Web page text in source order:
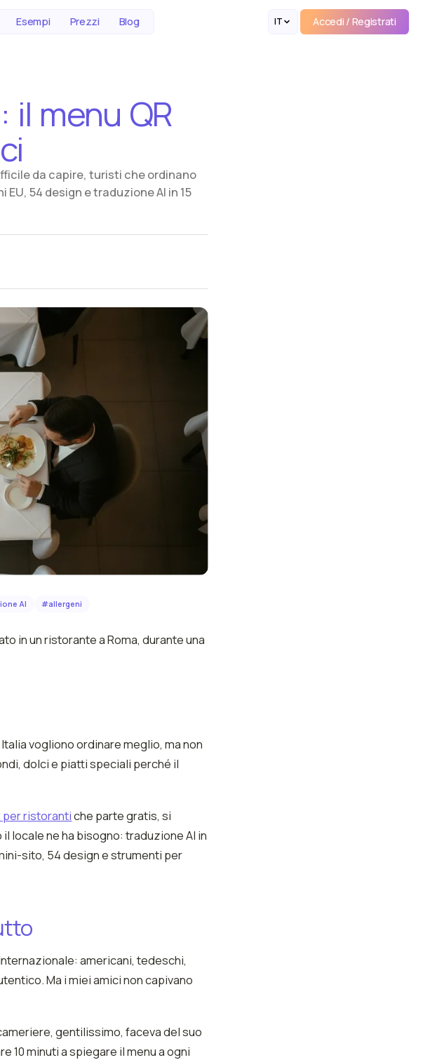
Esempi Prezzi Blog IT
Accedi / Registrati
Accedi / Registrati
il menu QR
da capire, turisti che ordinano
54 design e traduzione AI in 15
AI #allergeni
in un ristorante a Roma, durante una
vogliono ordinare meglio, ma non
dolci e piatti speciali perché il
per ristorantiche parte gratis, si
locale ne ha bisogno: traduzione AI in
sito, 54 design e strumenti per
americani, tedeschi,
Ma i miei amici non capivano
gentilissimo, faceva del suo
10 minuti a spiegare il menu a ogni